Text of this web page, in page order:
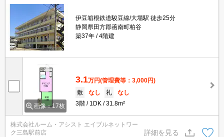
伊豆箱根鉄道駿豆線/大場駅 徒歩25分
静岡県田方郡函南町柏谷
築37年
4階建
画像：17枚
3.1万円(管理費等：3,000円)
敷
なし 礼
なし
3階
1DK 31.8m²
株式会社ルーム・アシスト エイブルネットワー
ク三島駅前店
詳細を見る